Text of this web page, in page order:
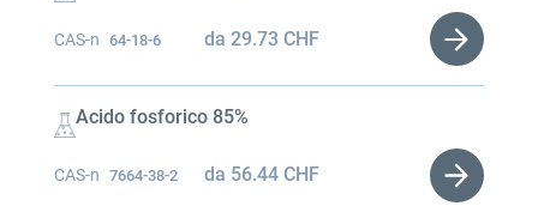
CAS-n 64-18-6 da29.73CHF
Acido fosforico 85%
CAS-n 7664-38-2 da 56.44CHF